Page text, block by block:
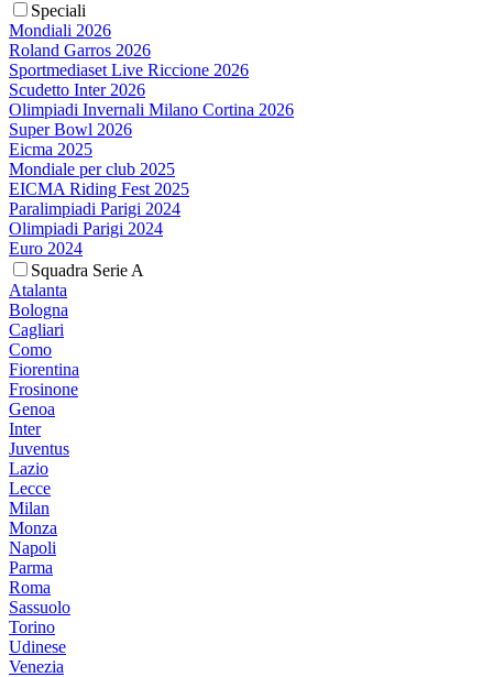
Speciali
Mondiali 2026
Roland Garros 2026
Sportmediaset Live Riccione 2026
Scudetto Inter 2026
Olimpiadi Invernali Milano Cortina 2026
Super Bowl 2026
Eicma 2025
Mondiale per club 2025
EICMA Riding Fest 2025
Paralimpiadi Parigi 2024
Olimpiadi Parigi 2024
Euro 2024
Squadra Serie A
Atalanta
Bologna
Cagliari
Como
Fiorentina
Frosinone
Genoa
Inter
Juventus
Lazio
Lecce
Milan
Monza
Napoli
Parma
Roma
Sassuolo
Torino
Udinese
Venezia